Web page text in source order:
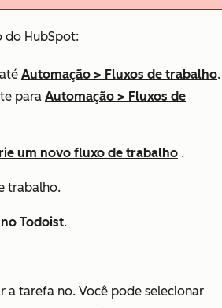
do HubSpot:
Automação > Fluxos de trabalho.
para Automação > Fluxos de
um novo fluxo de trabalho .
trabalho.
Todoist.
a tarefa no. Você pode selecionar